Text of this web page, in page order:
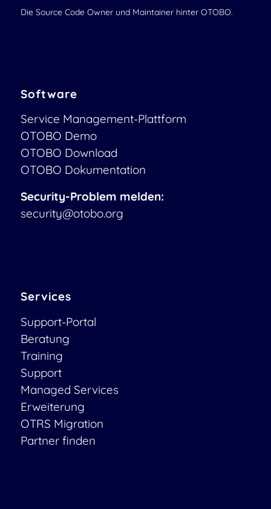
Die Source Code Owner und Maintainer hinter OTOBO.
Software
Service Management-Plattform
OTOBO Demo
OTOBO Download
OTOBO Dokumentation
Security-Problem melden:
security@otobo.org
Services
Support-Portal
Beratung
Training
Support
Managed Services
Erweiterung
OTRS Migration
Partner finden